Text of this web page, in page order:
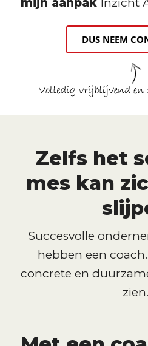
mijn aanpak Inzicht
DUS NEEM
Zelfs het
mes kan
Succesvolle
hebben een
concrete en
zien.